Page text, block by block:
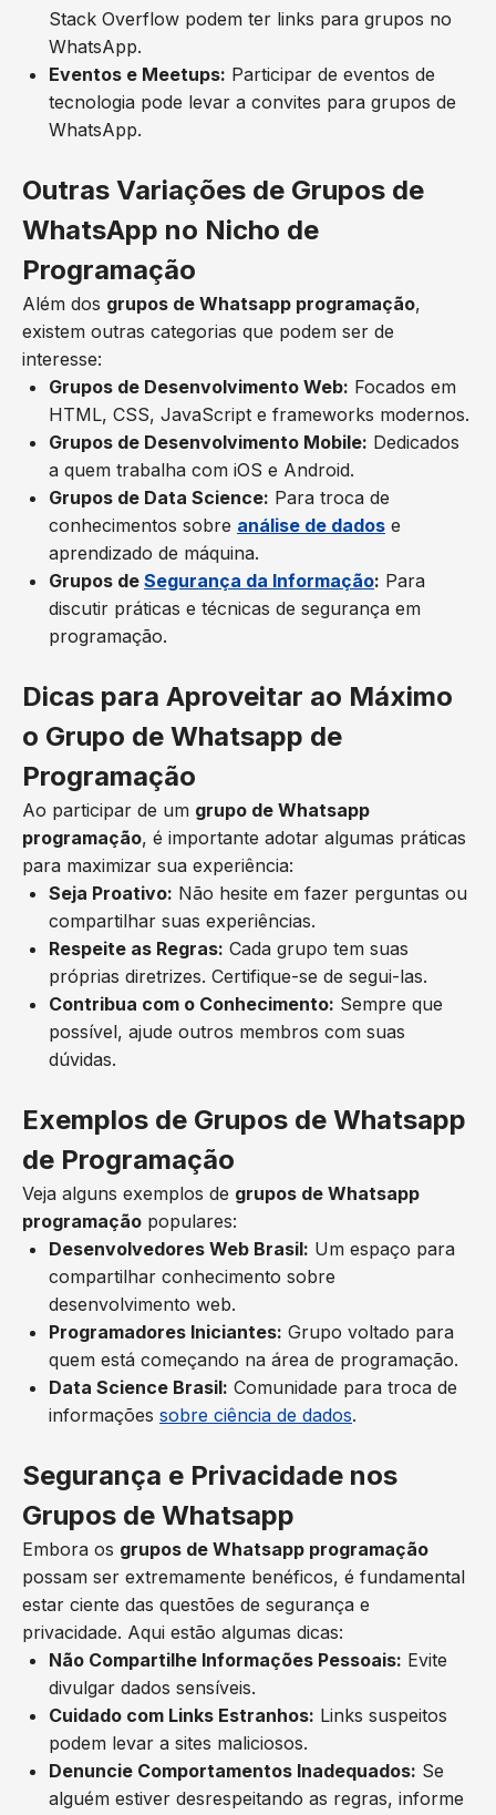
Stack Overflow podem ter links para grupos no
WhatsApp.
Eventos e Meetups: Participar de eventos de
tecnologia pode levar a convites para grupos de
WhatsApp.
Outras Variações de Grupos de
WhatsApp no Nicho de
Programação
Além dos grupos de Whatsapp programação,
existem outras categorias que podem ser de
interesse:
Grupos de Desenvolvimento Web: Focados em
HTML, CSS, JavaScript e frameworks modernos.
Grupos de Desenvolvimento Mobile: Dedicados
a quem trabalha com iOS e Android.
Grupos de Data Science: Para troca de
conhecimentos sobre análise de dados e
aprendizado de máquina.
Grupos de Segurança da Informação: Para
discutir práticas e técnicas de segurança em
programação.
Dicas para Aproveitar ao Máximo
o Grupo de Whatsapp de
Programação
Ao participar de um grupo de Whatsapp
programação, é importante adotar algumas práticas
para maximizar sua experiência:
Seja Proativo: Não hesite em fazer perguntas ou
compartilhar suas experiências.
Respeite as Regras: Cada grupo tem suas
próprias diretrizes. Certifique-se de segui-las.
Contribua com o Conhecimento: Sempre que
possível, ajude outros membros com suas
dúvidas.
Exemplos de Grupos de Whatsapp
de Programação
Veja alguns exemplos de grupos de Whatsapp
programação populares:
Desenvolvedores Web Brasil: Um espaço para
compartilhar conhecimento sobre
desenvolvimento web.
Programadores Iniciantes: Grupo voltado para
quem está começando na área de programação.
Data Science Brasil: Comunidade para troca de
informações sobre ciência de dados.
Segurança e Privacidade nos
Grupos de Whatsapp
Embora os grupos de Whatsapp programação
possam ser extremamente benéficos, é fundamental
estar ciente das questões de segurança e
privacidade. Aqui estão algumas dicas:
Não Compartilhe Informações Pessoais: Evite
divulgar dados sensíveis.
Cuidado com Links Estranhos: Links suspeitos
podem levar a sites maliciosos.
Denuncie Comportamentos Inadequados: Se
alguém estiver desrespeitando as regras, informe